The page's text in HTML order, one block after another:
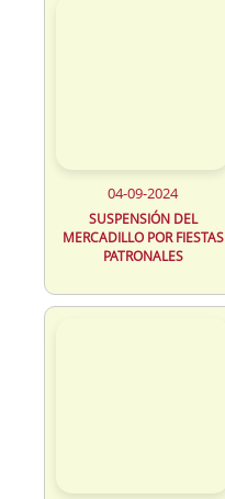
04-09-2024
SUSPENSIÓN DEL
MERCADILLO POR FIESTAS
PATRONALES